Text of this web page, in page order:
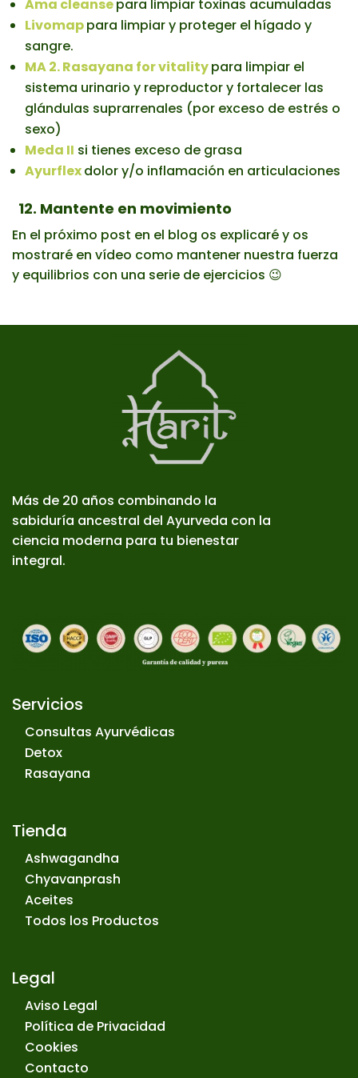
Ama cleansepara limpiar toxinas acumuladas
Livomappara limpiar y proteger el hígado y
sangre.
MA 2. Rasayana for vitalitypara limpiar el
sistema urinario y reproductor y fortalecer las
glándulas suprarrenales (por exceso de estrés o
sexo)
Meda II si tienes exceso de grasa
Ayurflexdolor y/o inflamación en articulaciones
12. Mantente en movimiento
En el próximo post en el blog os explicaré y os
mostraré en vídeo como mantener nuestra fuerza
y equilibrios con una serie de ejercicios 😉
Más de 20 años combinando la
sabiduría ancestral del Ayurveda con la
ciencia moderna para tu bienestar
integral.
Servicios
Consultas Ayurvédicas
Detox
Rasayana
Tienda
Ashwagandha
Chyavanprash
Aceites
Todos los Productos
Legal
Aviso Legal
Política de Privacidad
Cookies
Contacto